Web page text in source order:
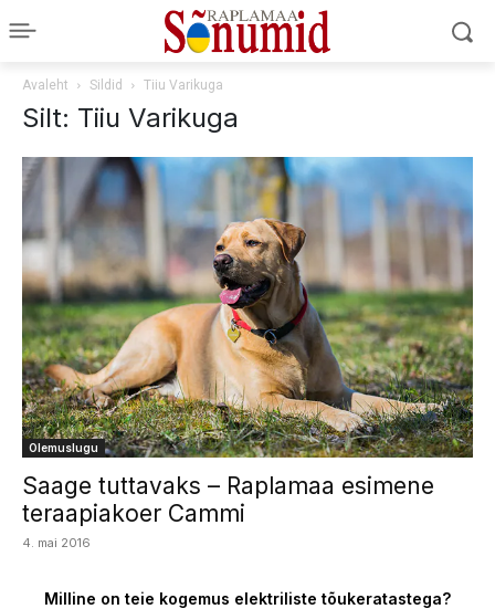
Avaleht Sildid Tiiu Varikuga
Silt: Tiiu Varikuga
Olemuslugu
Saage tuttavaks – Raplamaa esimene
teraapiakoer Cammi
4. mai 2016
Milline on teie kogemus elektriliste tõukeratastega?